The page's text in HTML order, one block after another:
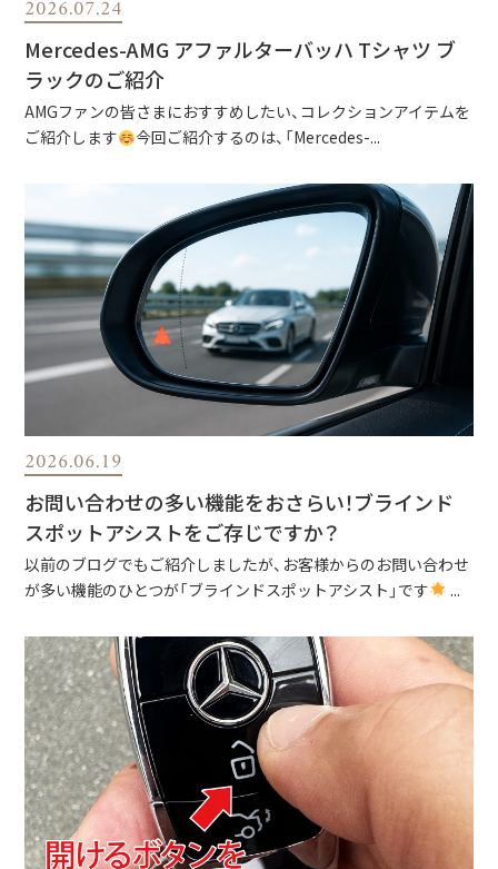
2026.07.24
Mercedes-AMG アファルターバッハ Tシャツ ブ
ラックのご紹介
AMGファンの皆さまにおすすめしたい、コレクションアイテムを
ご紹介します
今回ご紹介するのは、「Mercedes-...
2026.06.19
お問い合わせの多い機能をおさらい！ブラインド
スポットアシストをご存じですか？
以前のブログでもご紹介しましたが、お客様からのお問い合わせ
が多い機能のひとつが「ブラインドスポットアシスト」です
...